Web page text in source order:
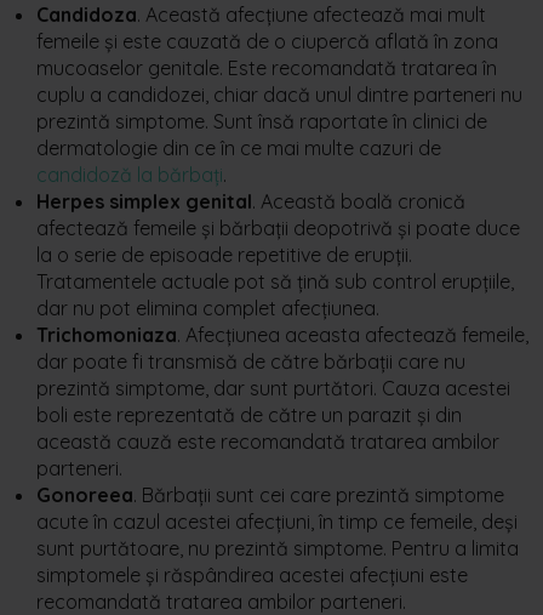
Candidoza. Această afecțiune afectează mai mult
femeile și este cauzată de o ciupercă aflată în zona
mucoaselor genitale. Este recomandată tratarea în
cuplu a candidozei, chiar dacă unul dintre parteneri nu
prezintă simptome. Sunt însă raportate în clinici de
dermatologie din ce în ce mai multe cazuri de
candidoză la bărbați.
Herpes simplex genital. Această boală cronică
afectează femeile și bărbații deopotrivă și poate duce
la o serie de episoade repetitive de erupții.
Tratamentele actuale pot să țină sub control erupțiile,
dar nu pot elimina complet afecțiunea.
Trichomoniaza. Afecțiunea aceasta afectează femeile,
dar poate fi transmisă de către bărbații care nu
prezintă simptome, dar sunt purtători. Cauza acestei
boli este reprezentată de către un parazit și din
această cauză este recomandată tratarea ambilor
parteneri.
Gonoreea. Bărbații sunt cei care prezintă simptome
acute în cazul acestei afecțiuni, în timp ce femeile, deși
sunt purtătoare, nu prezintă simptome. Pentru a limita
simptomele și răspândirea acestei afecțiuni este
recomandată tratarea ambilor parteneri.